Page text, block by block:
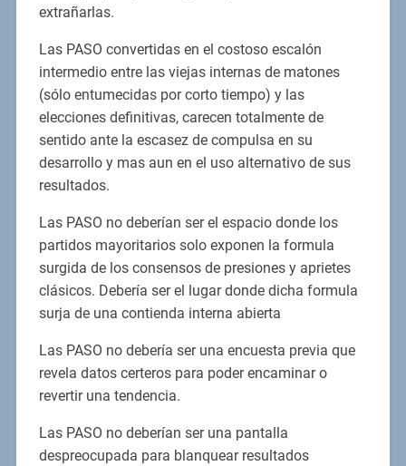
extrañarlas.
Las PASO convertidas en el costoso escalón
intermedio entre las viejas internas de matones
(sólo entumecidas por corto tiempo) y las
elecciones definitivas, carecen totalmente de
sentido ante la escasez de compulsa en su
desarrollo y mas aun en el uso alternativo de sus
resultados.
Las PASO no deberían ser el espacio donde los
partidos mayoritarios solo exponen la formula
surgida de los consensos de presiones y aprietes
clásicos. Debería ser el lugar donde dicha formula
surja de una contienda interna abierta
Las PASO no debería ser una encuesta previa que
revela datos certeros para poder encaminar o
revertir una tendencia.
Las PASO no deberían ser una pantalla
despreocupada para blanquear resultados